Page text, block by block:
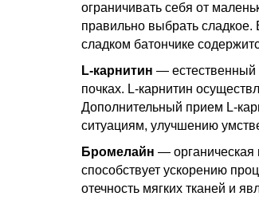
ограничивать себя от
правильно выбрать
сладком батончике
L-карнитин — естественный
почках. L-карнитин
Дополнительный прием L-
ситуациям, улучшению
Бромелайн — органическая
способствует ускорению
отечность мягких тканей и